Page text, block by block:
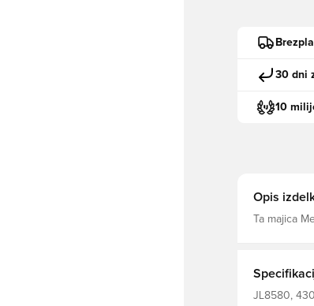
30 dni
10
Opis
Ta majica
zasnova, ki
JL8580,